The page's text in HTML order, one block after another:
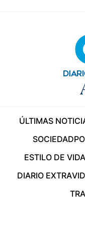
ÚLTIMAS
SOCIEDAD
ESTILO DE VIDA
DIARIO EXTRA